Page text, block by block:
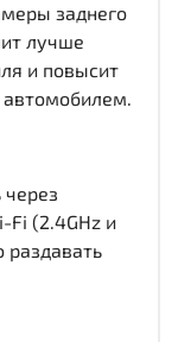
заднего
лучше
и повысит
автомобилем.
через
Fi (2.4GHz и
раздавать